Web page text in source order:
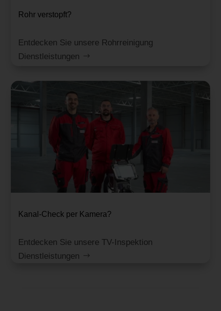
Rohr verstopft?
Entdecken Sie unsere Rohrreinigung
Dienstleistungen
Kanal-Check per Kamera?
Entdecken Sie unsere TV-Inspektion
Dienstleistungen